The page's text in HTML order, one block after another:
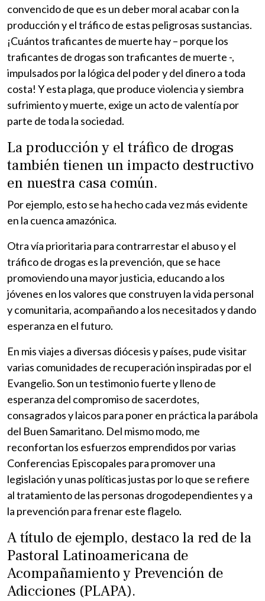
convencido de que es un deber moral acabar con la
producción y el tráfico de estas peligrosas sustancias.
¡Cuántos traficantes de muerte hay – porque los
traficantes de drogas son traficantes de muerte -,
impulsados por la lógica del poder y del dinero a toda
costa! Y esta plaga, que produce violencia y siembra
sufrimiento y muerte, exige un acto de valentía por
parte de toda la sociedad.
La producción y el tráfico de drogas
también tienen un impacto destructivo
en nuestra casa común.
Por ejemplo, esto se ha hecho cada vez más evidente
en la cuenca amazónica.
Otra vía prioritaria para contrarrestar el abuso y el
tráfico de drogas es la prevención, que se hace
promoviendo una mayor justicia, educando a los
jóvenes en los valores que construyen la vida personal
y comunitaria, acompañando a los necesitados y dando
esperanza en el futuro.
En mis viajes a diversas diócesis y países, pude visitar
varias comunidades de recuperación inspiradas por el
Evangelio. Son un testimonio fuerte y lleno de
esperanza del compromiso de sacerdotes,
consagrados y laicos para poner en práctica la parábola
del Buen Samaritano. Del mismo modo, me
reconfortan los esfuerzos emprendidos por varias
Conferencias Episcopales para promover una
legislación y unas políticas justas por lo que se refiere
al tratamiento de las personas drogodependientes y a
la prevención para frenar este flagelo.
A título de ejemplo, destaco la red de la
Pastoral Latinoamericana de
Acompañamiento y Prevención de
Adicciones (PLAPA).